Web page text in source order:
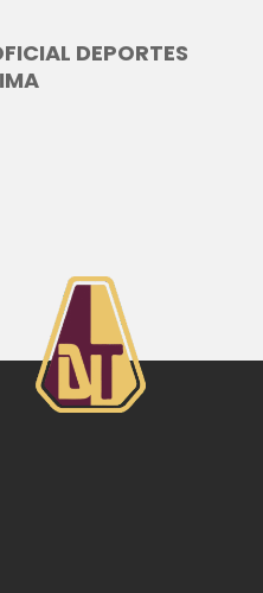
DEPORTES